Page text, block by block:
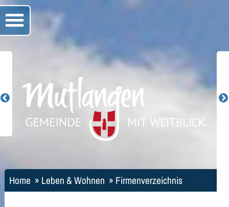
Home » Leben & Wohnen » Firmenverzeichnis